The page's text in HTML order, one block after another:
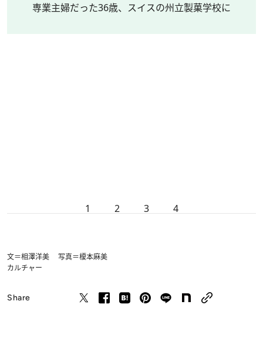
専業主婦だった36歳、スイスの州立製菓学校に
1 2 3 4
文＝相澤洋美 写真＝榎本麻美
カルチャー
Share